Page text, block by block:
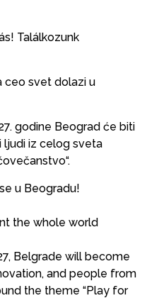
Találkozunk
ceo svet dolazi u
godine Beograd će biti
ljudi iz celog sveta
u Beogradu!
the whole world
Belgrade will become
and people from
the theme “Play for